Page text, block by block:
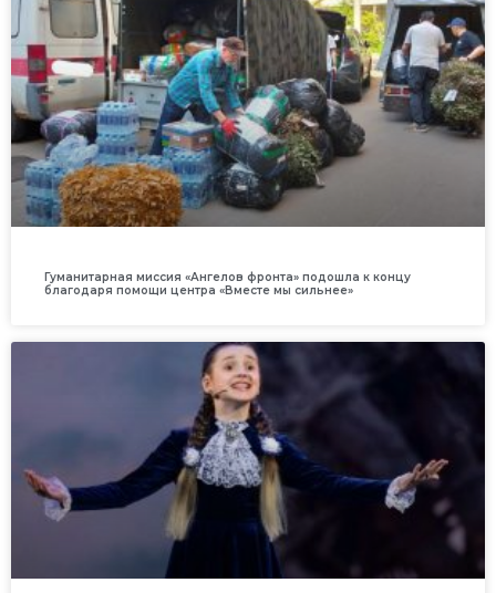
Гуманитарная миссия «Ангелов фронта» подошла к концу
благодаря помощи центра «Вместе мы сильнее»